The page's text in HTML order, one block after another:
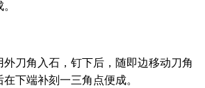
外刀角入石，钉下后，随即边移动刀角
下端补刻一三角点便成。